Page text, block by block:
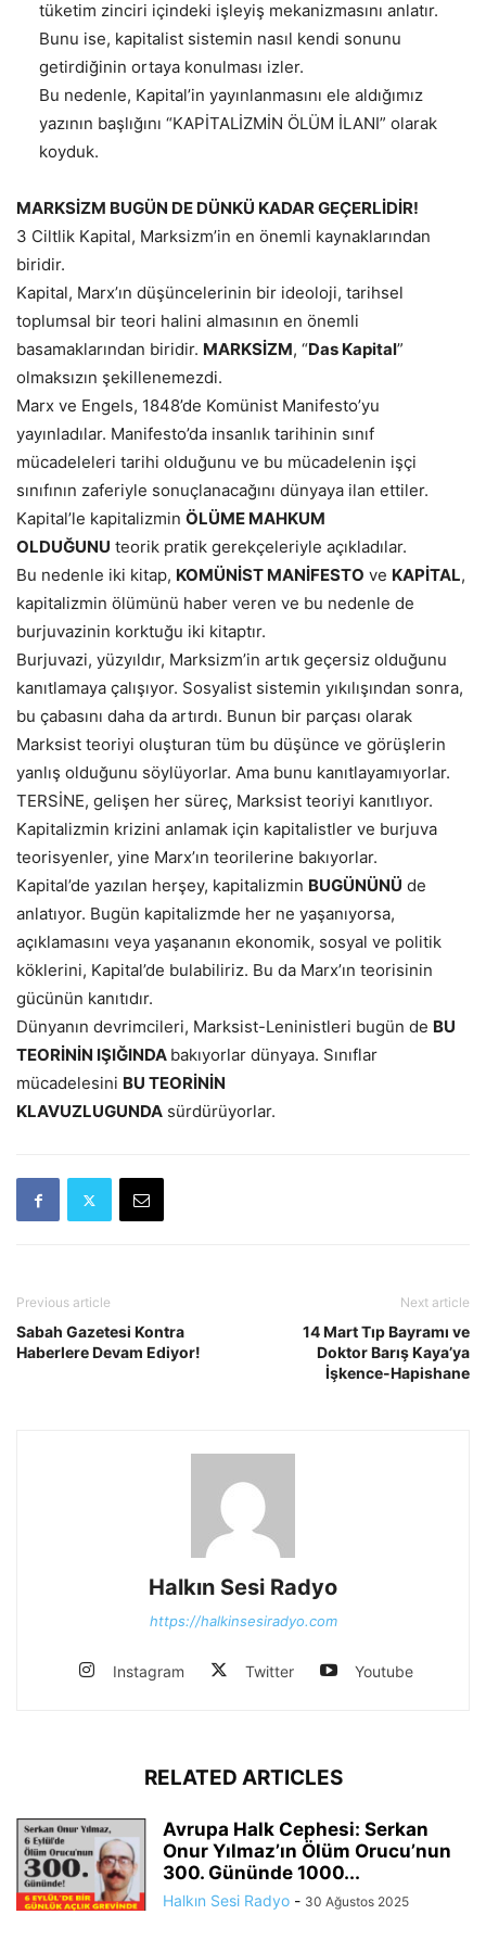
tüketim zinciri içindeki işleyiş mekanizmasını anlatır.
Bunu ise, kapitalist sistemin nasıl kendi sonunu
getirdiğinin ortaya konulması izler.
Bu nedenle, Kapital’in yayınlanmasını ele aldığımız
yazının başlığını “KAPİTALİZMİN ÖLÜM İLANI” olarak
koyduk.
MARKSİZM BUGÜN DE DÜNKÜ KADAR GEÇERLİDİR!
3 Ciltlik Kapital, Marksizm’in en önemli kaynaklarından
biridir.
Kapital, Marx’ın düşüncelerinin bir ideoloji, tarihsel
toplumsal bir teori halini almasının en önemli
basamaklarından biridir. MARKSİZM, “Das Kapital”
olmaksızın şekillenemezdi.
Marx ve Engels, 1848’de Komünist Manifesto’yu
yayınladılar. Manifesto’da insanlık tarihinin sınıf
mücadeleleri tarihi olduğunu ve bu mücadelenin işçi
sınıfının zaferiyle sonuçlanacağını dünyaya ilan ettiler.
Kapital’le kapitalizmin ÖLÜME MAHKUM
OLDUĞUNU teorik pratik gerekçeleriyle açıkladılar.
Bu nedenle iki kitap, KOMÜNİST MANİFESTO ve KAPİTAL,
kapitalizmin ölümünü haber veren ve bu nedenle de
burjuvazinin korktuğu iki kitaptır.
Burjuvazi, yüzyıldır, Marksizm’in artık geçersiz olduğunu
kanıtlamaya çalışıyor. Sosyalist sistemin yıkılışından sonra,
bu çabasını daha da artırdı. Bunun bir parçası olarak
Marksist teoriyi oluşturan tüm bu düşünce ve görüşlerin
yanlış olduğunu söylüyorlar. Ama bunu kanıtlayamıyorlar.
TERSİNE, gelişen her süreç, Marksist teoriyi kanıtlıyor.
Kapitalizmin krizini anlamak için kapitalistler ve burjuva
teorisyenler, yine Marx’ın teorilerine bakıyorlar.
Kapital’de yazılan herşey, kapitalizmin BUGÜNÜNÜ de
anlatıyor. Bugün kapitalizmde her ne yaşanıyorsa,
açıklamasını veya yaşananın ekonomik, sosyal ve politik
köklerini, Kapital’de bulabiliriz. Bu da Marx’ın teorisinin
gücünün kanıtıdır.
Dünyanın devrimcileri, Marksist-Leninistleri bugün de BU
TEORİNİN IŞIĞINDA bakıyorlar dünyaya. Sınıflar
mücadelesini BU TEORİNİN
KLAVUZLUGUNDA sürdürüyorlar.
Previous article
Sabah Gazetesi Kontra
Haberlere Devam Ediyor!
Next article
14 Mart Tıp Bayramı ve
Doktor Barış Kaya’ya
İşkence-Hapishane
Halkın Sesi Radyo
https://halkinsesiradyo.com
Instagram Twitter Youtube
RELATED ARTICLES
Avrupa Halk Cephesi: Serkan
Onur Yılmaz’ın Ölüm Orucu’nun
300. Gününde 1000...
Halkın Sesi Radyo - 30 Ağustos 2025